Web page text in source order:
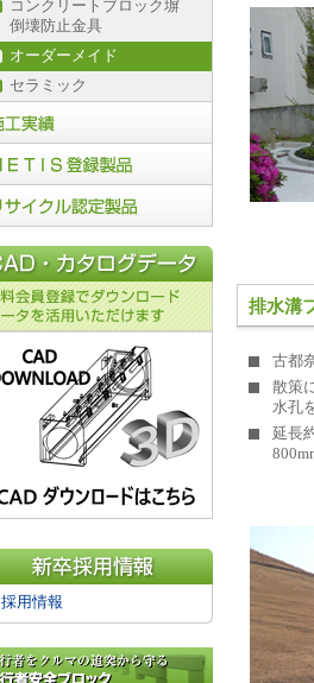
排水溝
古都
散策
水孔
延長
コンクリートブロック塀
倒壊防止金具
オーダーメイド
セラミック
採用情報